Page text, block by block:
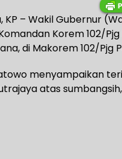
KP – Wakil Gubernur
Korem 102/
di Makorem 102/
menyampaikan
atas